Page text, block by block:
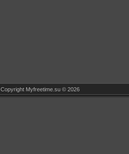
Copyright Myfreetime.su © 2026